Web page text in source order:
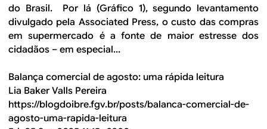
do Brasil. Por lá (Gráfico 1), segundo levantamento
divulgado pela Associated Press, o custo das compras
em supermercado é a fonte de maior estresse dos
cidadãos – em especial...
Balança comercial de agosto: uma rápida leitura
Lia Baker Valls Pereira
https://blogdoibre.fgv.br/posts/balanca-comercial-de-
agosto-uma-rapida-leitura